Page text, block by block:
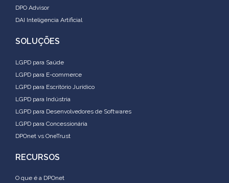
DPO Advisor
DAI Inteligencia Artificial
SOLUÇÕES
LGPD para Saúde
LGPD para E-commerce
LGPD para Escritório Jurídico
LGPD para Indústria
LGPD para Desenvolvedores de Softwares
LGPD para Concessionária
DPOnet vs OneTrust
RECURSOS
O que é a DPOnet